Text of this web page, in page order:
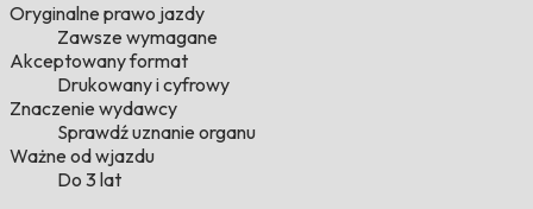
Oryginalne prawo jazdy
Zawsze wymagane
Akceptowany format
Drukowany i cyfrowy
Znaczenie wydawcy
Sprawdź uznanie organu
Ważne od wjazdu
Do 3 lat